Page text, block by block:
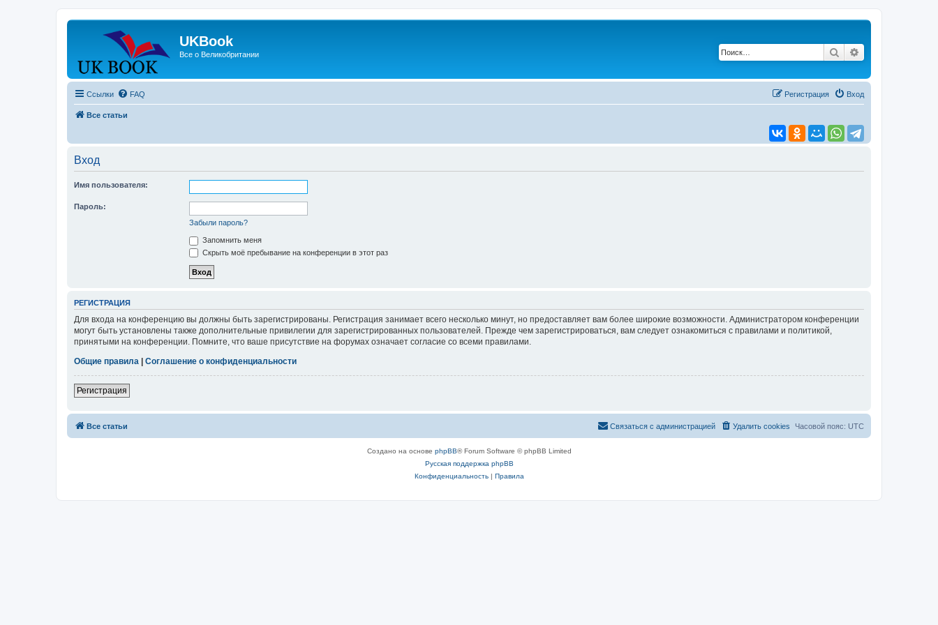
UKBook
Все о Великобритании Поиск
Ссылки FAQ Вход
Регистрация
Все статьи
Вход
Имя пользователя:
Пароль:
Забыли пароль?
Запомнить меня
Скрыть моё пребывание на конференции в этот раз
РЕГИСТРАЦИЯ
Для входа на конференцию вы должны быть зарегистрированы. Регистрация занимает всего несколько минут, но предоставляет вам более широкие возможности. Администратором конференции
могут быть установлены также дополнительные привилегии для зарегистрированных пользователей. Прежде чем зарегистрироваться, вам следует ознакомиться с правилами и политикой,
принятыми на конференции. Помните, что ваше присутствие на форумах означает согласие со всеми правилами.
Общие правила | Соглашение о конфиденциальности
Регистрация
Все статьи Часовой пояс: UTC
Удалить cookies
Связаться с администрацией
Создано на основе phpBB® Forum Software © phpBB Limited
Русская поддержка phpBB
Конфиденциальность| Правила